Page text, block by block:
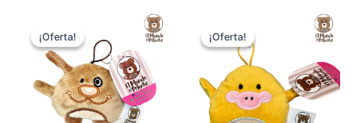
¡Oferta!
¡Oferta!
precio
original
era:
$3,50.
actual
$2,25.
¡Oferta!
¡Oferta!
precio
original
$3,50.
actual
es:
$2,25.